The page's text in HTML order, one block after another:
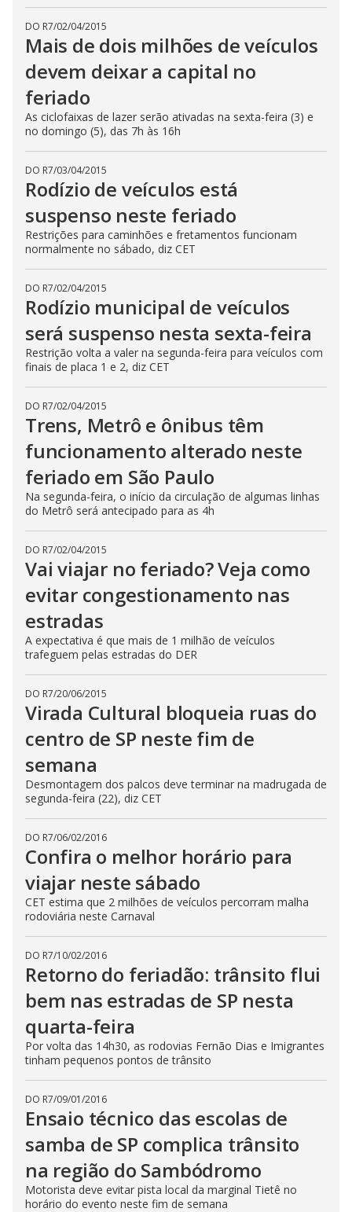
DO R7/02/04/2015
Mais de dois milhões de veículos
devem deixar a capital no
feriado
As ciclofaixas de lazer serão ativadas na sexta-feira (3) e
no domingo (5), das 7h às 16h
DO R7/03/04/2015
Rodízio de veículos está
suspenso neste feriado
Restrições para caminhões e fretamentos funcionam
normalmente no sábado, diz CET
DO R7/02/04/2015
Rodízio municipal de veículos
será suspenso nesta sexta-feira
Restrição volta a valer na segunda-feira para veículos com
finais de placa 1 e 2, diz CET
DO R7/02/04/2015
Trens, Metrô e ônibus têm
funcionamento alterado neste
feriado em São Paulo
Na segunda-feira, o início da circulação de algumas linhas
do Metrô será antecipado para as 4h
DO R7/02/04/2015
Vai viajar no feriado? Veja como
evitar congestionamento nas
estradas
A expectativa é que mais de 1 milhão de veículos
trafeguem pelas estradas do DER
DO R7/20/06/2015
Virada Cultural bloqueia ruas do
centro de SP neste fim de
semana
Desmontagem dos palcos deve terminar na madrugada de
segunda-feira (22), diz CET
DO R7/06/02/2016
Confira o melhor horário para
viajar neste sábado
CET estima que 2 milhões de veículos percorram malha
rodoviária neste Carnaval
DO R7/10/02/2016
Retorno do feriadão: trânsito flui
bem nas estradas de SP nesta
quarta-feira
Por volta das 14h30, as rodovias Fernão Dias e Imigrantes
tinham pequenos pontos de trânsito
DO R7/09/01/2016
Ensaio técnico das escolas de
samba de SP complica trânsito
na região do Sambódromo
Motorista deve evitar pista local da marginal Tietê no
horário do evento neste fim de semana